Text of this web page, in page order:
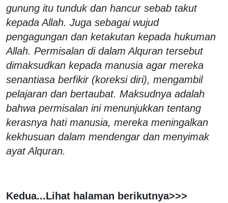
gunung itu tunduk dan hancur sebab takut
kepada Allah. Juga sebagai wujud
pengagungan dan ketakutan kepada hukuman
Allah. Permisalan di dalam Alquran tersebut
dimaksudkan kepada manusia agar mereka
senantiasa berfikir (koreksi diri), mengambil
pelajaran dan bertaubat. Maksudnya adalah
bahwa permisalan ini menunjukkan tentang
kerasnya hati manusia, mereka meningalkan
kekhusuan dalam mendengar dan menyimak
ayat Alquran.
Kedua...Lihat halaman berikutnya>>>